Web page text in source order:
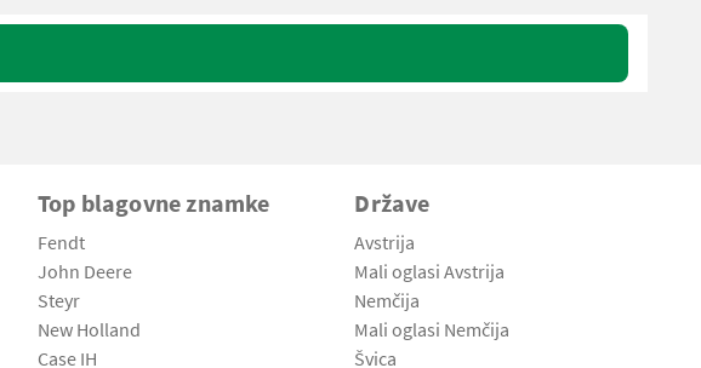
Top blagovne znamke
Fendt
John Deere
Steyr
New Holland
Case IH
Države
Avstrija
Mali oglasi Avstrija
Nemčija
Mali oglasi Nemčija
Švica